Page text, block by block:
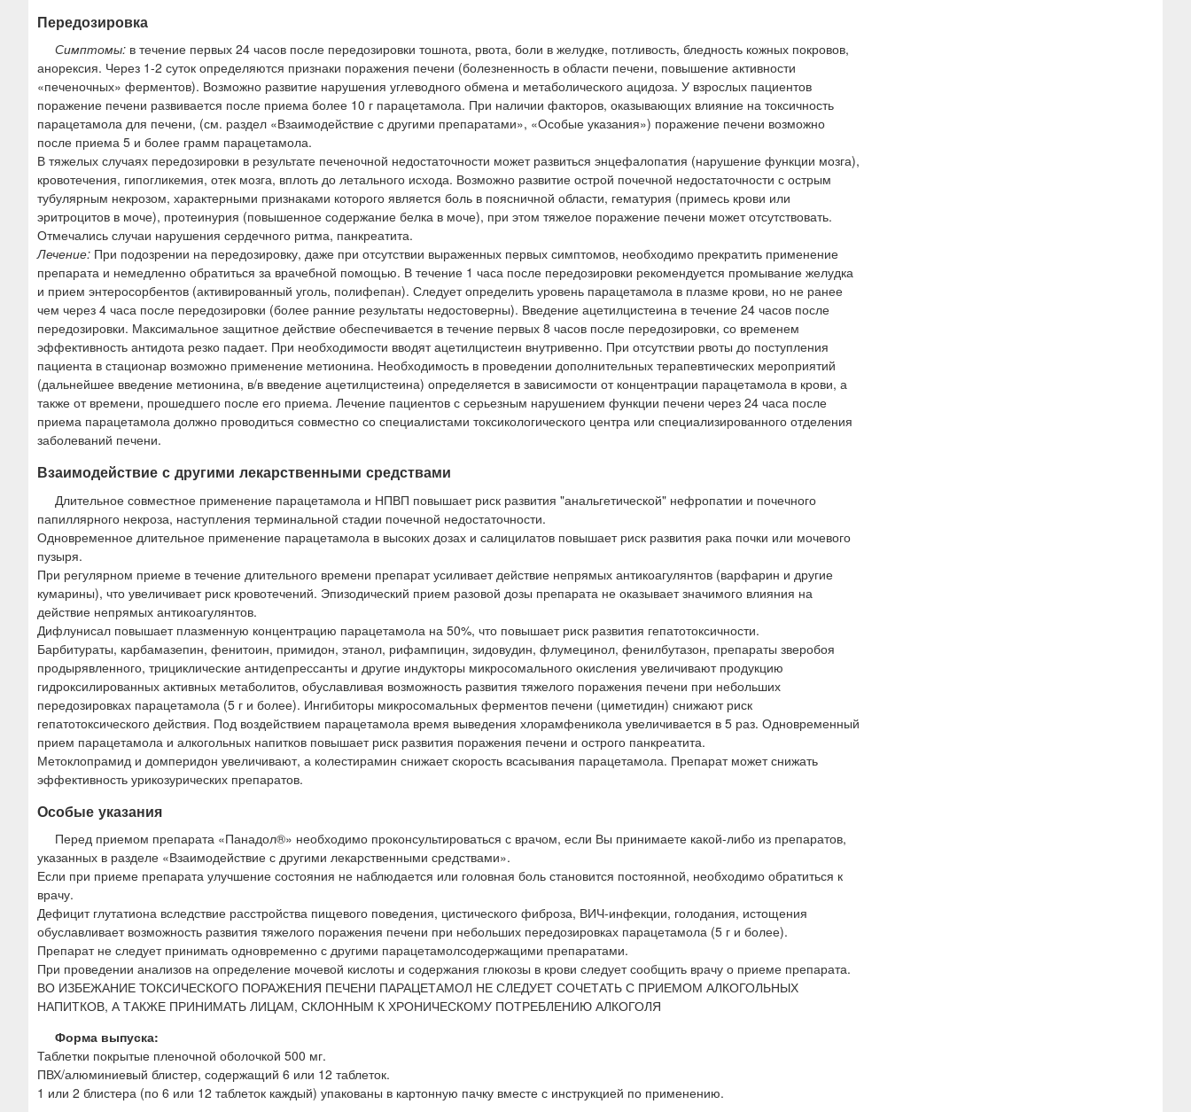
Передозировка
Симптомы: в течение первых 24 часов после передозировки тошнота, рвота, боли в желудке, потливость, бледность кожных покровов,
анорексия. Через 1-2 суток определяются признаки поражения печени (болезненность в области печени, повышение активности
«печеночных» ферментов). Возможно развитие нарушения углеводного обмена и метаболического ацидоза. У взрослых пациентов
поражение печени развивается после приема более 10 г парацетамола. При наличии факторов, оказывающих влияние на токсичность
парацетамола для печени, (см. раздел «Взаимодействие с другими препаратами», «Особые указания») поражение печени возможно
после приема 5 и более грамм парацетамола.
В тяжелых случаях передозировки в результате печеночной недостаточности может развиться энцефалопатия (нарушение функции мозга),
кровотечения, гипогликемия, отек мозга, вплоть до летального исхода. Возможно развитие острой почечной недостаточности с острым
тубулярным некрозом, характерными признаками которого является боль в поясничной области, гематурия (примесь крови или
эритроцитов в моче), протеинурия (повышенное содержание белка в моче), при этом тяжелое поражение печени может отсутствовать.
Отмечались случаи нарушения сердечного ритма, панкреатита.
Лечение: При подозрении на передозировку, даже при отсутствии выраженных первых симптомов, необходимо прекратить применение
препарата и немедленно обратиться за врачебной помощью. В течение 1 часа после передозировки рекомендуется промывание желудка
и прием энтеросорбентов (активированный уголь, полифепан). Следует определить уровень парацетамола в плазме крови, но не ранее
чем через 4 часа после передозировки (более ранние результаты недостоверны). Введение ацетилцистеина в течение 24 часов после
передозировки. Максимальное защитное действие обеспечивается в течение первых 8 часов после передозировки, со временем
эффективность антидота резко падает. При необходимости вводят ацетилцистеин внутривенно. При отсутствии рвоты до поступления
пациента в стационар возможно применение метионина. Необходимость в проведении дополнительных терапевтических мероприятий
(дальнейшее введение метионина, в/в введение ацетилцистеина) определяется в зависимости от концентрации парацетамола в крови, а
также от времени, прошедшего после его приема. Лечение пациентов с серьезным нарушением функции печени через 24 часа после
приема парацетамола должно проводиться совместно со специалистами токсикологического центра или специализированного отделения
заболеваний печени.
Взаимодействие с другими лекарственными средствами
Длительное совместное применение парацетамола и НПВП повышает риск развития "анальгетической" нефропатии и почечного
папиллярного некроза, наступления терминальной стадии почечной недостаточности.
Одновременное длительное применение парацетамола в высоких дозах и салицилатов повышает риск развития рака почки или мочевого
пузыря.
При регулярном приеме в течение длительного времени препарат усиливает действие непрямых антикоагулянтов (варфарин и другие
кумарины), что увеличивает риск кровотечений. Эпизодический прием разовой дозы препарата не оказывает значимого влияния на
действие непрямых антикоагулянтов.
Дифлунисал повышает плазменную концентрацию парацетамола на 50%, что повышает риск развития гепатотоксичности.
Барбитураты, карбамазепин, фенитоин, примидон, этанол, рифампицин, зидовудин, флумецинол, фенилбутазон, препараты зверобоя
продырявленного, трициклические антидепрессанты и другие индукторы микросомального окисления увеличивают продукцию
гидроксилированных активных метаболитов, обуславливая возможность развития тяжелого поражения печени при небольших
передозировках парацетамола (5 г и более). Ингибиторы микросомальных ферментов печени (циметидин) снижают риск
гепатотоксического действия. Под воздействием парацетамола время выведения хлорамфеникола увеличивается в 5 раз. Одновременный
прием парацетамола и алкогольных напитков повышает риск развития поражения печени и острого панкреатита.
Метоклопрамид и домперидон увеличивают, а колестирамин снижает скорость всасывания парацетамола. Препарат может снижать
эффективность урикозурических препаратов.
Особые указания
Перед приемом препарата «Панадол®» необходимо проконсультироваться с врачом, если Вы принимаете какой-либо из препаратов,
указанных в разделе «Взаимодействие с другими лекарственными средствами».
Если при приеме препарата улучшение состояния не наблюдается или головная боль становится постоянной, необходимо обратиться к
врачу.
Дефицит глутатиона вследствие расстройства пищевого поведения, цистического фиброза, ВИЧ-инфекции, голодания, истощения
обуславливает возможность развития тяжелого поражения печени при небольших передозировках парацетамола (5 г и более).
Препарат не следует принимать одновременно с другими парацетамолсодержащими препаратами.
При проведении анализов на определение мочевой кислоты и содержания глюкозы в крови следует сообщить врачу о приеме препарата.
ВО ИЗБЕЖАНИЕ ТОКСИЧЕСКОГО ПОРАЖЕНИЯ ПЕЧЕНИ ПАРАЦЕТАМОЛ НЕ СЛЕДУЕТ СОЧЕТАТЬ С ПРИЕМОМ АЛКОГОЛЬНЫХ
НАПИТКОВ, А ТАКЖЕ ПРИНИМАТЬ ЛИЦАМ, СКЛОННЫМ К ХРОНИЧЕСКОМУ ПОТРЕБЛЕНИЮ АЛКОГОЛЯ
Форма выпуска:
Таблетки покрытые пленочной оболочкой 500 мг.
ПВХ/алюминиевый блистер, содержащий 6 или 12 таблеток.
1 или 2 блистера (по 6 или 12 таблеток каждый) упакованы в картонную пачку вместе с инструкцией по применению.